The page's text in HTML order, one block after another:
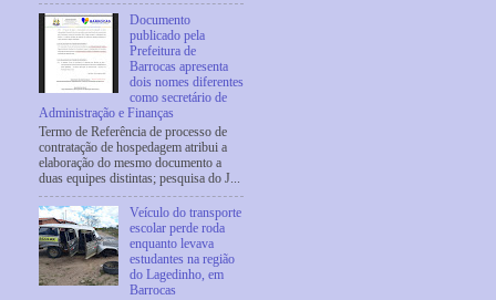
Documento
publicado pela
Prefeitura de
Barrocas apresenta
dois nomes diferentes
como secretário de
Administração e Finanças
Termo de Referência de processo de
contratação de hospedagem atribui a
elaboração do mesmo documento a
duas equipes distintas; pesquisa do J...
Veículo do transporte
escolar perde roda
enquanto levava
estudantes na região
do Lagedinho, em
Barrocas